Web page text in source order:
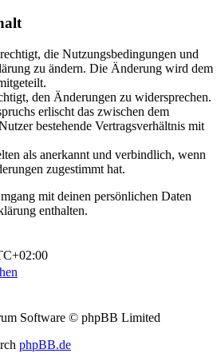
die Nutzungsbedingungen und
zu ändern. Die Änderung wird dem
den Änderungen zu widersprechen.
erlischt das zwischen dem
bestehende Vertragsverhältnis mit
als anerkannt und verbindlich, wenn
zugestimmt hat.
mit deinen persönlichen Daten
enthalten.
Software © phpBB Limited
phpBB.de